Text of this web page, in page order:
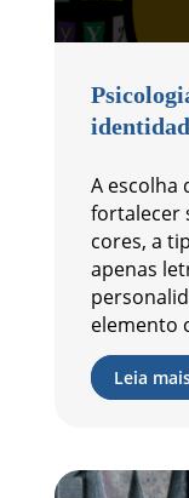
A escolha
fortalecer
cores, a
apenas
elemento
Leia